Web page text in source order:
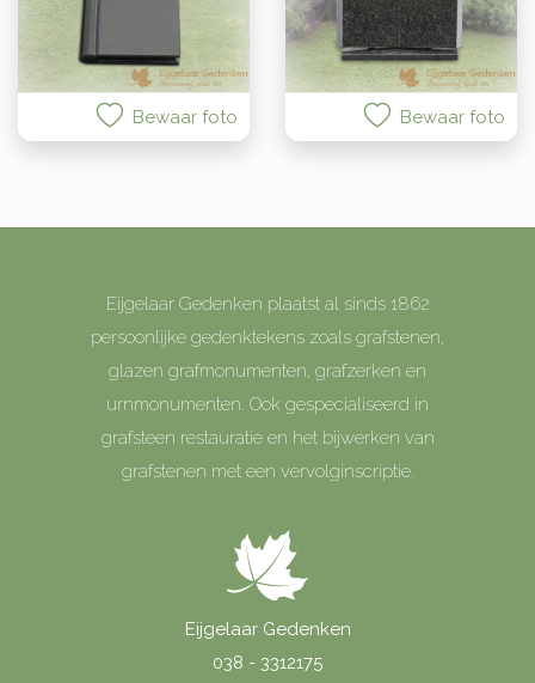
Bewaar foto Bewaar foto
Eijgelaar Gedenken plaatst al sinds 1862
persoonlijke gedenktekens zoals grafstenen,
glazen grafmonumenten, grafzerken en
urnmonumenten. Ook gespecialiseerd in
grafsteen restauratie en het bijwerken van
grafstenen met een vervolginscriptie.
Eijgelaar Gedenken
038 - 3312175